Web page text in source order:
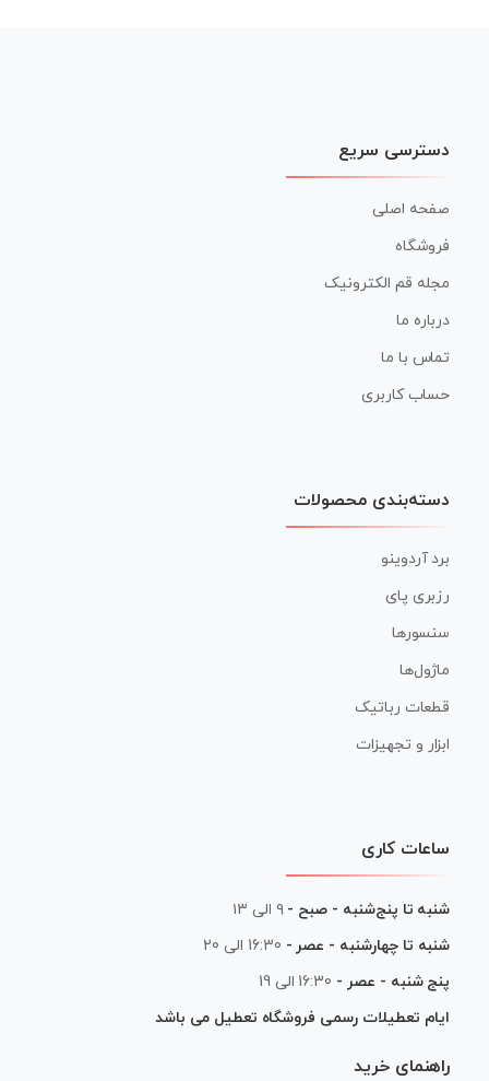
دسترسی سریع
صفحه اصلی
فروشگاه
مجله قم الکترونیک
درباره ما
تماس با ما
حساب کاربری
دسته‌بندی محصولات
برد آردوینو
رزبری پای
سنسورها
ماژول‌ها
قطعات رباتیک
ابزار و تجهیزات
ساعات کاری
شنبه تا پنج‌شنبه - صبح - ۹ الی ۱۳
شنبه تا چهارشنبه - عصر - 16:30 الی 20
پنج شنبه - عصر - 16:30 الی 19
ایام تعطیلات رسمی فروشگاه تعطیل می باشد
راهنمای خرید